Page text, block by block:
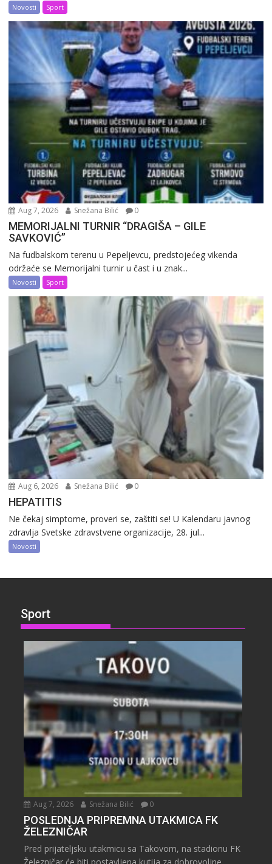
Novosti Sport
Aug 7, 2026 Snežana Bilić 0
MEMORIJALNI TURNIR “DRAGIŠA – GILE
SAVKOVIĆ”
Na fudbalskom terenu u Pepeljevcu, predstojećeg vikenda
održaće se Memorijalni turnir u čast i u znak...
Novosti Sport
Aug 6, 2026 Snežana Bilić 0
HEPATITIS
Ne čekaj simptome, proveri se, zaštiti se! U Kalendaru javnog
zdravlja Svetske zdravstvene organizacije, 28. jul...
Novosti
Sport
Aug 7, 2026 Snežana Bilić 0
POSLEDNJA PRIPREMNA UTAKMICA FK
ŽELEZNIČAR
Pred prijateljsku utakmicu sa Takovom, na stadionu FK